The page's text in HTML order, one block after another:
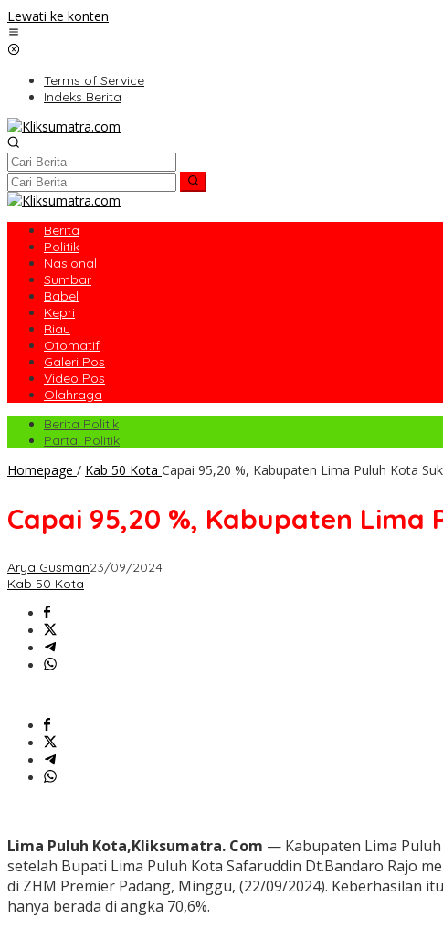
Lewati ke konten
Terms of Service
Indeks Berita
Berita
Politik
Nasional
Sumbar
Babel
Kepri
Riau
Otomatif
Galeri Pos
Video Pos
Olahraga
Berita Politik
Partai Politik
Homepage / Kab 50 Kota Capai 95,20 %, Kabupaten Lima Puluh Kota
Capai 95,20 %, Kabupaten Lima
Arya Gusman23/09/2024
Kab 50 Kota
Lima Puluh Kota,Kliksumatra. Com — Kabupaten Lima Puluh
setelah Bupati Lima Puluh Kota Safaruddin Dt.Bandaro Rajo
di ZHM Premier Padang, Minggu, (22/09/2024). Keberhasilan
hanya berada di angka 70,6%.